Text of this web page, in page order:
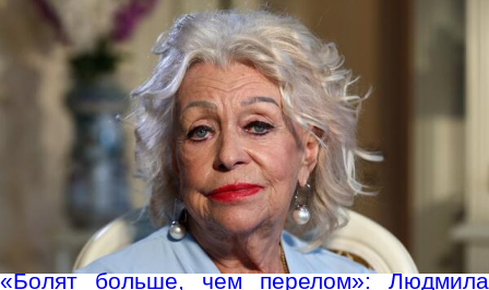
«Болят больше, чем перелом»: Людмила